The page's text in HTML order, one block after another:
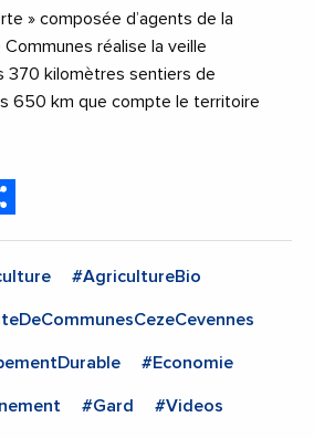
» composée d’agents de la
réalise la veille
370 kilomètres sentiers de
650 km que compte le territoire
#AgricultureBio
#Economie
#Gard #Videos